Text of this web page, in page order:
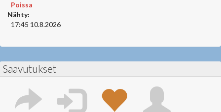
Poissa
Nähty:
17:45 10.8.2026
Saavutukset